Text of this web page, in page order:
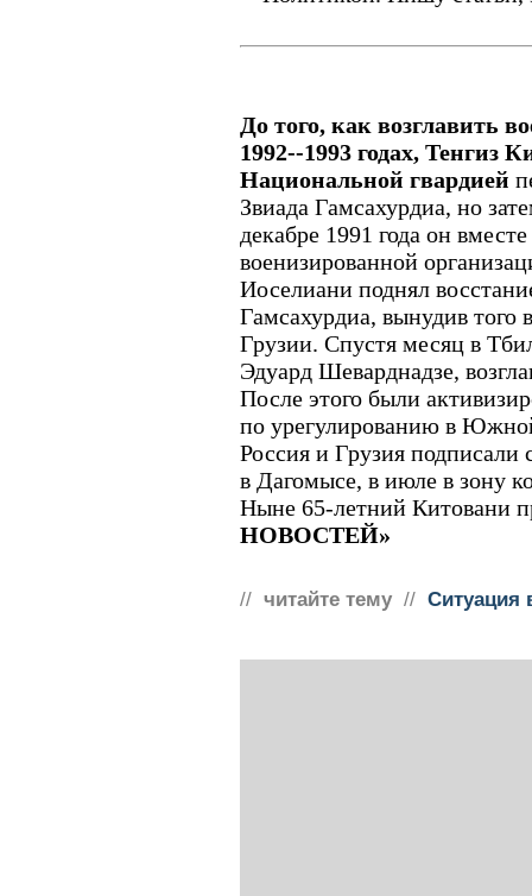
До того, как возглавить
1992--1993 годах, Тенгиз
Национальной гвардией
Звиада Гамсахурдиа, но
декабре 1991 года он
военизированной
Иоселиани поднял
Гамсахурдиа, вынудив того
Грузии. Спустя месяц в
Эдуард Шеварднадзе,
После этого были
по урегулированию в
Россия и Грузия подписали
в Дагомысе, в июле в зону
Ныне 65-летний Китовани
НОВОСТЕЙ»
// читайте тему // Ситуация